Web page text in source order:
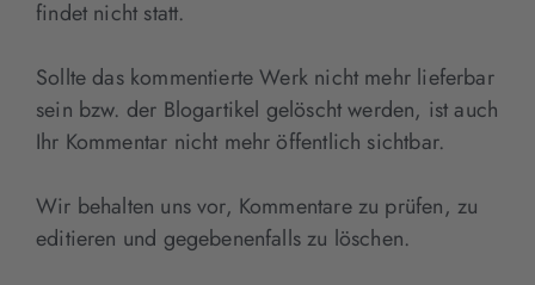
findet nicht statt.
Sollte das kommentierte Werk nicht mehr lieferbar
sein bzw. der Blogartikel gelöscht werden, ist auch
Ihr Kommentar nicht mehr öffentlich sichtbar.
Wir behalten uns vor, Kommentare zu prüfen, zu
editieren und gegebenenfalls zu löschen.